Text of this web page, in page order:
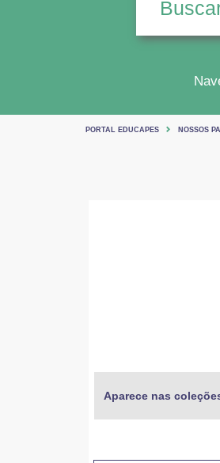
PORTAL EDUCAPES NOSSOS
Aparece nas